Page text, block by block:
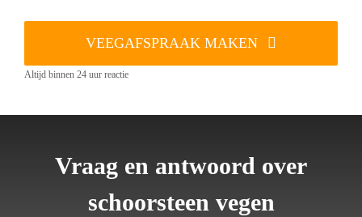
VEEGAFSPRAAK MAKEN
Altijd binnen 24 uur reactie
Vraag en antwoord over
schoorsteen vegen